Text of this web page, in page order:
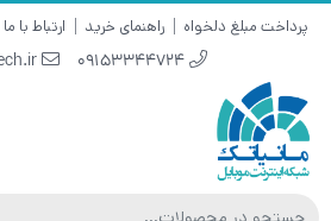
پرداخت مبلغ دلخواه راهنمای خرید ارتباط با ما
09153344724
info@maniatech.ir